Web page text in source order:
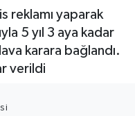
reklamı yaparak
5 yıl 3 aya kadar
karara bağlandı.
verildi